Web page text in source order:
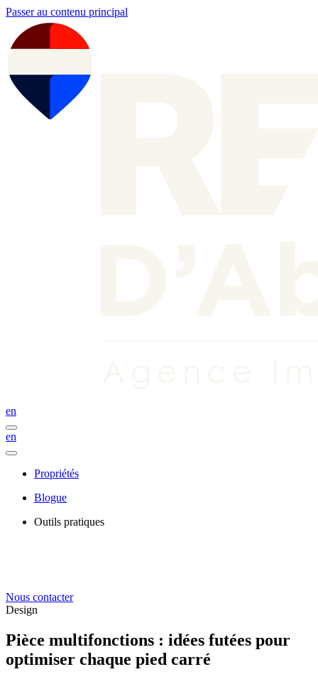
Passer au contenu principal
en
en
Propriétés
Blogue
Outils pratiques
Nous contacter
Design
Pièce multifonctions : idées futées pour
optimiser chaque pied carré